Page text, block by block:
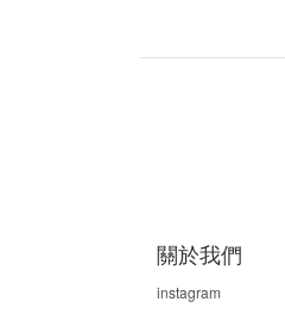
關於我們
instagram